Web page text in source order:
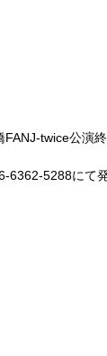
twice公演
5288にて